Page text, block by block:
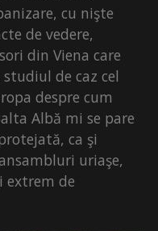
cu nişte
de vedere,
din Viena care
de caz cel
despre cum
Albă mi se pare
ca şi
uriaşe,
extrem de